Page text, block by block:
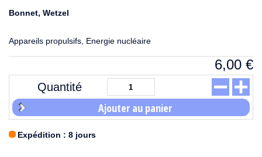
Bonnet, Wetzel
Appareils propulsifs, Energie nucléaire
6,00 €
Quantité
Ajouter au panier
Expédition : 8 jours